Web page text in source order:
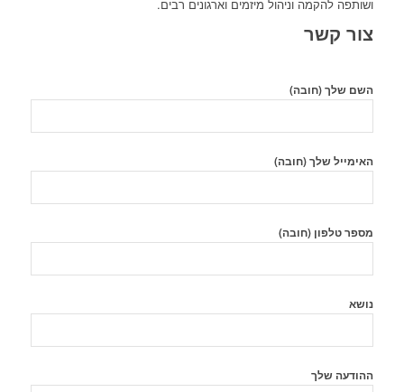
ושותפה להקמה וניהול מיזמים וארגונים רבים.
צור קשר
השם שלך (חובה)
האימייל שלך (חובה)
מספר טלפון (חובה)
נושא
ההודעה שלך